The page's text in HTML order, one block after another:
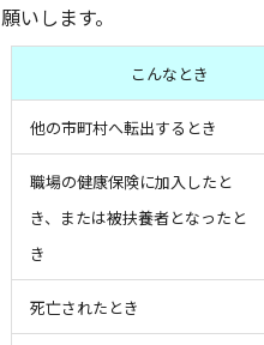
願いします。
こんなとき
他の市町村へ転出するとき
職場の健康保険に加入したと
き、または被扶養者となったと
き
死亡されたとき